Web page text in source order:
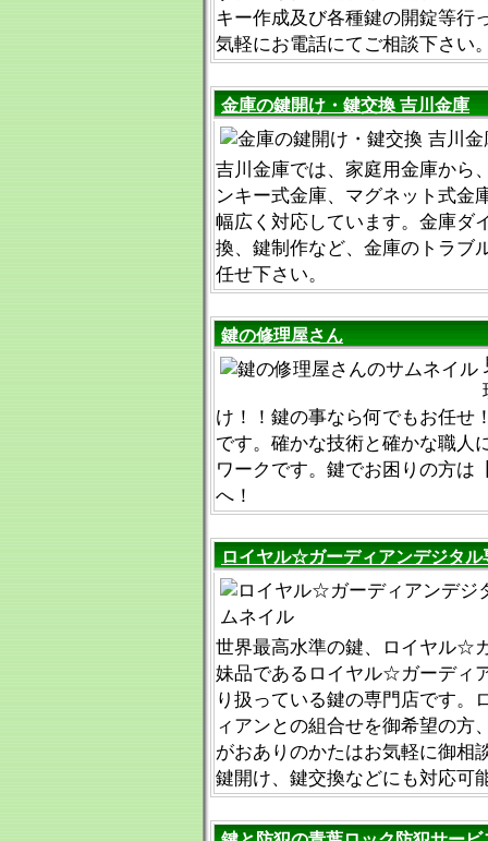
キー作成及び各種鍵の開錠等行
気軽にお電話にてご相談下さい
金庫の鍵開け・鍵交換 吉川金庫
吉川金庫では、家庭用金庫から
ンキー式金庫、マグネット式金
幅広く対応しています。金庫ダ
換、鍵制作など、金庫のトラブ
任せ下さい。
鍵の修理屋さん
け！！鍵の事なら何でもお任せ
です。確かな技術と確かな職人
ワークです。鍵でお困りの方は
へ！
ロイヤル☆ガーディアンデジタル
世界最高水準の鍵、ロイヤル☆
妹品であるロイヤル☆ガーディ
り扱っている鍵の専門店です
ィアンとの組合せを御希望の方
がおありのかたはお気軽に御相
鍵開け、鍵交換などにも対応可